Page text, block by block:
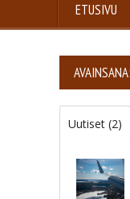
ETUSIVU
Uutiset (2)